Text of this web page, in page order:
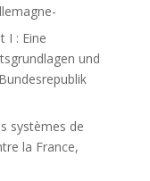
I : Eine
und
systèmes de
la France,